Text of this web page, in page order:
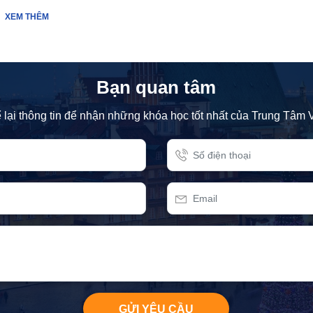
XEM THÊM
Bạn quan tâm
lại thông tin để nhận những khóa học tốt nhất của Trung Tâm
GỬI YÊU CẦU